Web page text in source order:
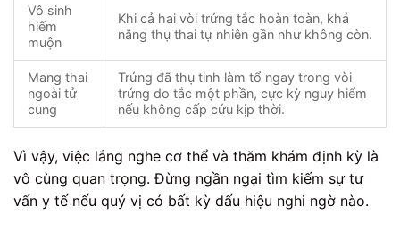
Vô sinh
hiếm
muộn
Khi cả hai vòi trứng tắc hoàn toàn, khả
năng thụ thai tự nhiên gần như không còn.
Mang thai
ngoài tử
cung
Trứng đã thụ tinh làm tổ ngay trong vòi
trứng do tắc một phần, cực kỳ nguy hiểm
nếu không cấp cứu kịp thời.
Vì vậy, việc lắng nghe cơ thể và thăm khám định kỳ là
vô cùng quan trọng. Đừng ngần ngại tìm kiếm sự tư
vấn y tế nếu quý vị có bất kỳ dấu hiệu nghi ngờ nào.